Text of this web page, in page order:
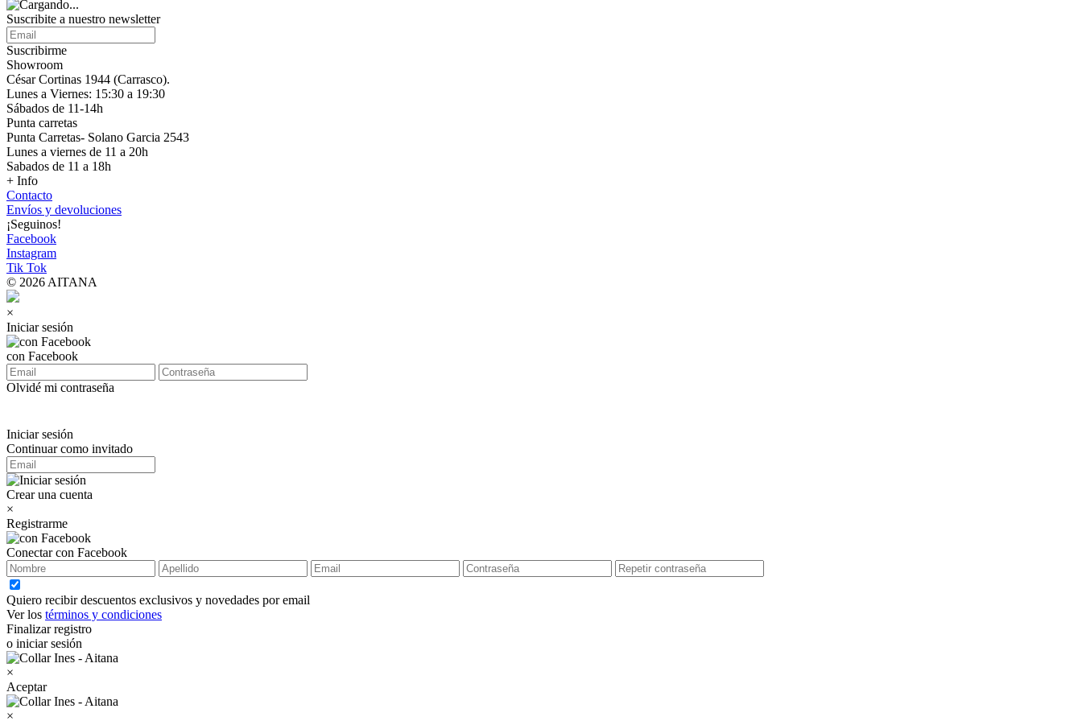
Suscribite a nuestro newsletter
Suscribirme
Showroom
César Cortinas 1944 (Carrasco).
Lunes a Viernes: 15:30 a 19:30
Sábados de 11-14h
Punta carretas
Punta Carretas- Solano Garcia 2543
Lunes a viernes de 11 a 20h
Sabados de 11 a 18h
+ Info
Contacto
Envíos y devoluciones
¡Seguinos!
Facebook
Instagram
Tik Tok
© 2026 AITANA
×
Iniciar sesión
con Facebook
Olvidé mi contraseña
Iniciar sesión
Continuar como invitado
Crear una cuenta
×
Registrarme
Conectar con Facebook
Quiero recibir descuentos exclusivos y novedades por email
Ver los términos y condiciones
Finalizar registro
o iniciar sesión
×
Aceptar
×